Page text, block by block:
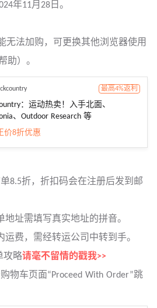
年11月28日。
无法加购，可更换其他浏览器使用
助）。
最高4%返利
：运动热卖！入手北面、
、Outdoor Research 等
价8折优惠
8.5折，折扣码会在注册后发到邮
地址需填写真实地址的拼音。
运费，需经转运公司中转到手。
攻略请毫不留情的戳我>>
物车页面“Proceed With Order”跳